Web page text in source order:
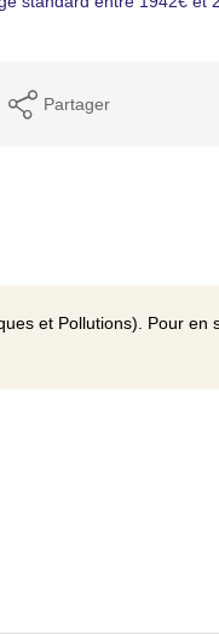
Partager
et Pollutions). Pour en